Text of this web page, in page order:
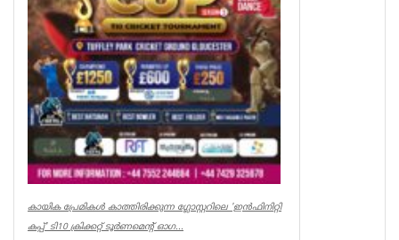
കായിക പ്രേമികള്‍ കാത്തിരിക്കുന്ന ഗ്ലോസ്റ്ററിലെ 'ഇന്‍ഫിനിറ്റി
കപ്പ്' ടി10 ക്രിക്കറ്റ് ടൂര്‍ണമെന്റ് ഓഗ...